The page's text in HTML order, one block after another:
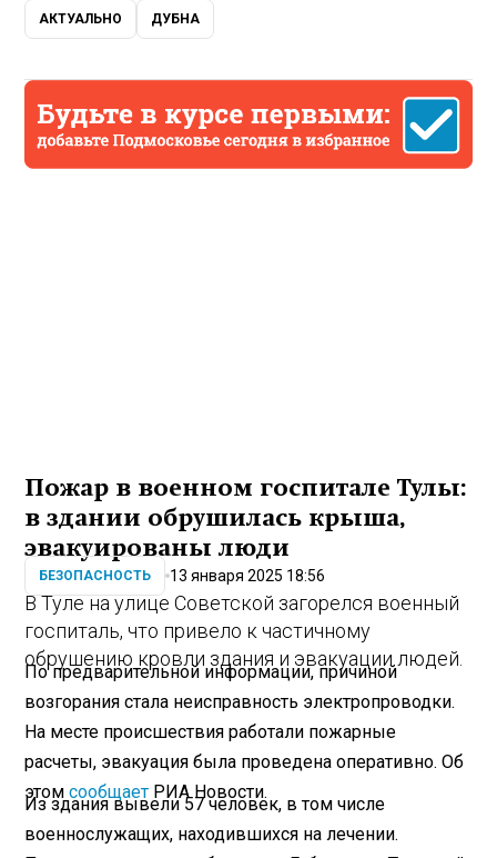
АКТУАЛЬНО ДУБНА
Пожар в военном госпитале Тулы:
в здании обрушилась крыша,
эвакуированы люди
БЕЗОПАСНОСТЬ 13 января 2025 18:56
В Туле на улице Советской загорелся военный
госпиталь, что привело к частичному
обрушению кровли здания и эвакуации людей.
По предварительной информации, причиной
возгорания стала неисправность электропроводки.
На месте происшествия работали пожарные
расчеты, эвакуация была проведена оперативно. Об
этомсообщает РИА Новости.
Из здания вывели 57 человек, в том числе
военнослужащих, находившихся на лечении.